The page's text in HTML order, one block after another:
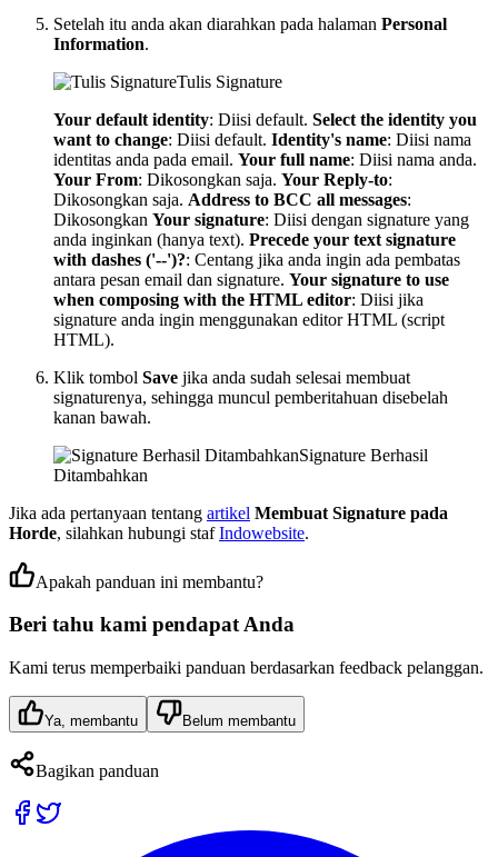
Setelah itu anda akan diarahkan pada halaman Personal
Information.
Tulis Signature
Your default identity: Diisi default. Select the identity you
want to change: Diisi default. Identity's name: Diisi nama
identitas anda pada email. Your full name: Diisi nama anda.
Your From: Dikosongkan saja. Your Reply-to:
Dikosongkan saja. Address to BCC all messages:
Dikosongkan Your signature: Diisi dengan signature yang
anda inginkan (hanya text). Precede your text signature
with dashes ('--')?: Centang jika anda ingin ada pembatas
antara pesan email dan signature. Your signature to use
when composing with the HTML editor: Diisi jika
signature anda ingin menggunakan editor HTML (script
HTML).
Klik tombol Save jika anda sudah selesai membuat
signaturenya, sehingga muncul pemberitahuan disebelah
kanan bawah.
Signature Berhasil
Ditambahkan
Jika ada pertanyaan tentang artikel Membuat Signature pada
Horde, silahkan hubungi stafIndowebsite.
Apakah panduan ini membantu?
Beri tahu kami pendapat Anda
Kami terus memperbaiki panduan berdasarkan feedback pelanggan.
Ya, membantu Belum membantu
Bagikan panduan